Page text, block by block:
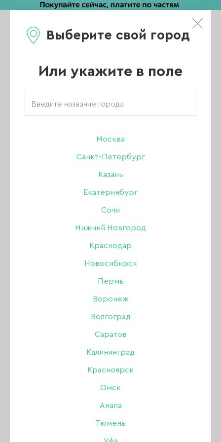
Выберите свой город
Или укажите в поле
Москва
Санкт-Петербург
Казань
Екатеринбург
Сочи
Нижний Новгород
Краснодар
Новосибирск
Пермь
Воронеж
Волгоград
Саратов
Калининград
Красноярск
Омск
Анапа
Тюмень
Каталог
Главная/
Каталог/
Аксессуары/
Фартуки/
80*120 см, 50 шт